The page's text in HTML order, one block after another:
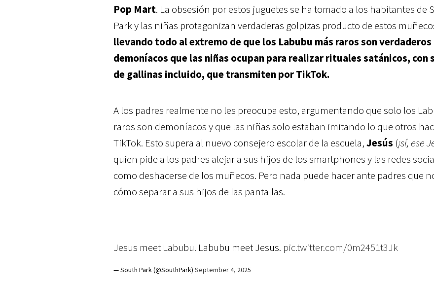
Pop Mart. La obsesión por estos juguetes se ha tomado a los habitantes de
Park y las niñas protagonizan verdaderas golpizas producto de estos
llevando todo al extremo de que los Labubu más raros son
demoníacos que las niñas ocupan para realizar rituales satánicos, con
de gallinas incluido, que transmiten por TikTok.
A los padres realmente no les preocupa esto, argumentando que solo los
raros son demoníacos y que las niñas solo estaban imitando lo que otros
TikTok. Esto supera al nuevo consejero escolar de la escuela,Jesús (¡sí, ese
quien pide a los padres alejar a sus hijos de los smartphones y las redes
como deshacerse de los muñecos. Pero nada puede hacer ante padres que
cómo separar a sus hijos de las pantallas.
Jesus meet Labubu. Labubu meet Jesus. pic.twitter.com/0m2451t3Jk
— South Park (@SouthPark) September 4, 2025